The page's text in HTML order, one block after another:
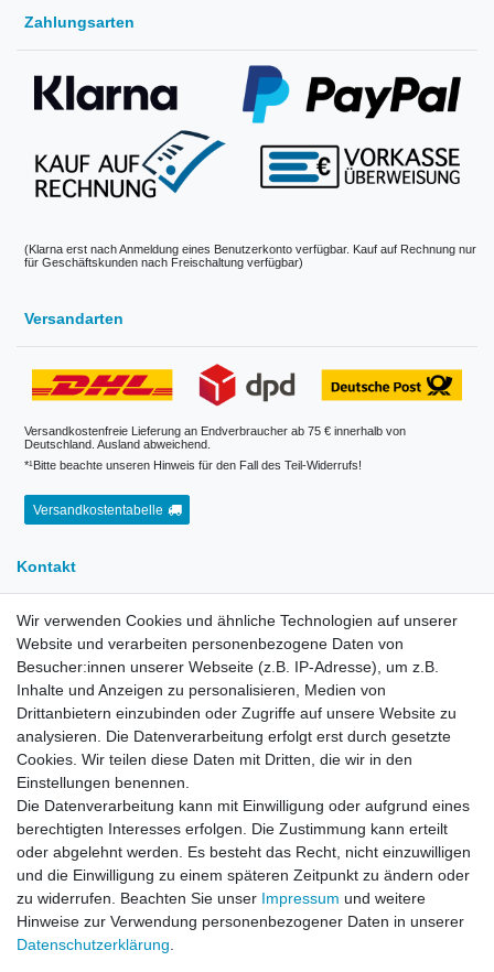
Zahlungsarten
(Klarna erst nach Anmeldung eines Benutzerkonto verfügbar. Kauf auf Rechnung nur
für Geschäftskunden nach Freischaltung verfügbar)
Versandarten
Versandkostenfreie Lieferung an Endverbraucher ab 75 € innerhalb von
Deutschland. Ausland abweichend.
*¹Bitte beachte unseren Hinweis für den Fall des Teil-Widerrufs!
Versandkostentabelle
Kontakt
E-Mail:info[at]kreativplotter.de
Telefon:0202-87063640
Öffnungszeiten:
Montag bis Freitag von 8.30 - 15.30 Uhr
Kontaktformular
Informationen
Registrieren
Widerrufsrecht
Datenschutzerklärung
AGB
Wir verwenden Cookies und ähnliche Technologien auf unserer
Website und verarbeiten personenbezogene Daten von
Besucher:innen unserer Webseite (z.B. IP-Adresse), um z.B.
Inhalte und Anzeigen zu personalisieren, Medien von
Drittanbietern einzubinden oder Zugriffe auf unsere Website zu
analysieren. Die Datenverarbeitung erfolgt erst durch gesetzte
Cookies. Wir teilen diese Daten mit Dritten, die wir in den
Einstellungen benennen.
Die Datenverarbeitung kann mit Einwilligung oder aufgrund eines
berechtigten Interesses erfolgen. Die Zustimmung kann erteilt
oder abgelehnt werden. Es besteht das Recht, nicht einzuwilligen
und die Einwilligung zu einem späteren Zeitpunkt zu ändern oder
zu widerrufen. Beachten Sie unser Impressum und weitere
Hinweise zur Verwendung personenbezogener Daten in unserer
Daten­schutz­erklärung